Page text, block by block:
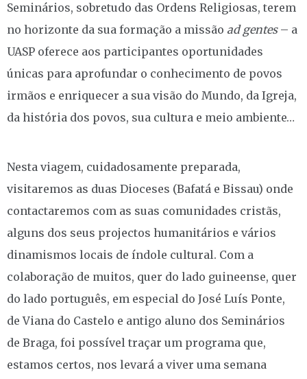
Seminários, sobretudo das Ordens Religiosas, terem
no horizonte da sua formação a missão ad gentes– a
UASP oferece aos participantes oportunidades
únicas para aprofundar o conhecimento de povos
irmãos e enriquecer a sua visão do Mundo, da Igreja,
da história dos povos, sua cultura e meio ambiente…
Nesta viagem, cuidadosamente preparada,
visitaremos as duas Dioceses (Bafatá e Bissau) onde
contactaremos com as suas comunidades cristãs,
alguns dos seus projectos humanitários e vários
dinamismos locais de índole cultural. Com a
colaboração de muitos, quer do lado guineense, quer
do lado português, em especial do José Luís Ponte,
de Viana do Castelo e antigo aluno dos Seminários
de Braga, foi possível traçar um programa que,
estamos certos, nos levará a viver uma semana